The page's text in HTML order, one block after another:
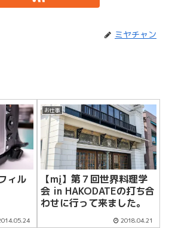
ミヤチャン
ィル
お仕事
【mį】第７回世界料理学
会 in HAKODATEの打ち合
わせに行って来ました。
2018.04.21